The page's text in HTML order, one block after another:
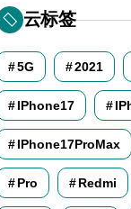
云标签
5G 2021
IPhone17
IPhone17ProMax
Pro Redmi